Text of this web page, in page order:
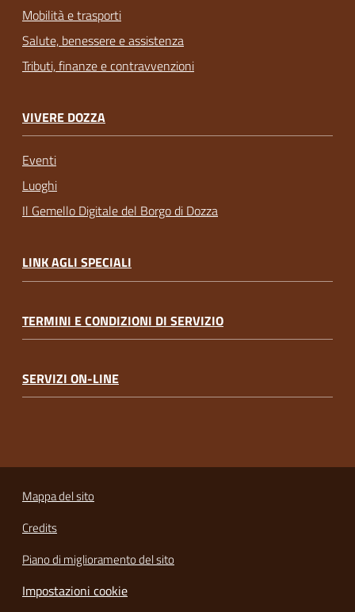
Mobilità e trasporti
Salute, benessere e assistenza
Tributi, finanze e contravvenzioni
VIVERE DOZZA
Eventi
Luoghi
Il Gemello Digitale del Borgo di Dozza
LINK AGLI SPECIALI
TERMINI E CONDIZIONI DI SERVIZIO
SERVIZI ON-LINE
Mappa del sito
Credits
Piano di miglioramento del sito
Impostazioni cookie